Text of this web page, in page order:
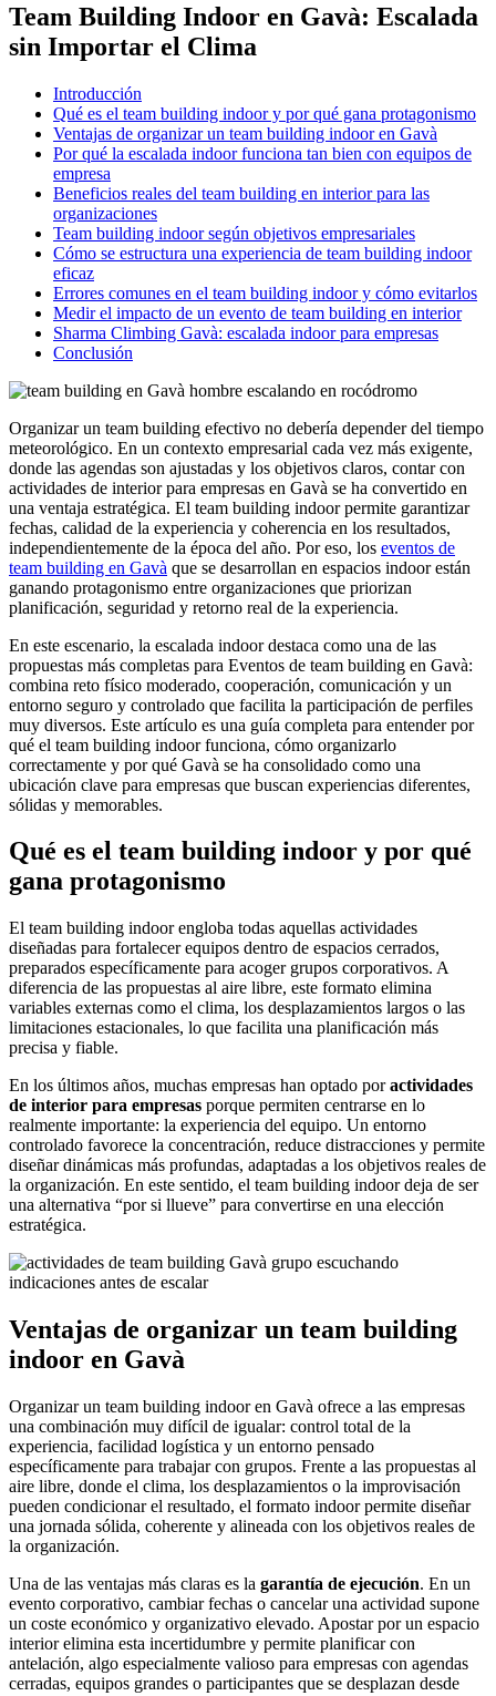
Team Building Indoor en Gavà: Escalada
sin Importar el Clima
Introducción
Qué es el team building indoor y por qué gana protagonismo
Ventajas de organizar un team building indoor en Gavà
Por qué la escalada indoor funciona tan bien con equipos de
empresa
Beneficios reales del team building en interior para las
organizaciones
Team building indoor según objetivos empresariales
Cómo se estructura una experiencia de team building indoor
eficaz
Errores comunes en el team building indoor y cómo evitarlos
Medir el impacto de un evento de team building en interior
Sharma Climbing Gavà: escalada indoor para empresas
Conclusión
Organizar un team building efectivo no debería depender del tiempo
meteorológico. En un contexto empresarial cada vez más exigente,
donde las agendas son ajustadas y los objetivos claros, contar con
actividades de interior para empresas en Gavà se ha convertido en
una ventaja estratégica. El team building indoor permite garantizar
fechas, calidad de la experiencia y coherencia en los resultados,
independientemente de la época del año. Por eso, los eventos de
team building en Gavà que se desarrollan en espacios indoor están
ganando protagonismo entre organizaciones que priorizan
planificación, seguridad y retorno real de la experiencia.
En este escenario, la escalada indoor destaca como una de las
propuestas más completas para Eventos de team building en Gavà:
combina reto físico moderado, cooperación, comunicación y un
entorno seguro y controlado que facilita la participación de perfiles
muy diversos. Este artículo es una guía completa para entender por
qué el team building indoor funciona, cómo organizarlo
correctamente y por qué Gavà se ha consolidado como una
ubicación clave para empresas que buscan experiencias diferentes,
sólidas y memorables.
Qué es el team building indoor y por qué
gana protagonismo
El team building indoor engloba todas aquellas actividades
diseñadas para fortalecer equipos dentro de espacios cerrados,
preparados específicamente para acoger grupos corporativos. A
diferencia de las propuestas al aire libre, este formato elimina
variables externas como el clima, los desplazamientos largos o las
limitaciones estacionales, lo que facilita una planificación más
precisa y fiable.
En los últimos años, muchas empresas han optado poractividades
de interior para empresas porque permiten centrarse en lo
realmente importante: la experiencia del equipo. Un entorno
controlado favorece la concentración, reduce distracciones y permite
diseñar dinámicas más profundas, adaptadas a los objetivos reales de
la organización. En este sentido, el team building indoor deja de ser
una alternativa “por si llueve” para convertirse en una elección
estratégica.
Ventajas de organizar un team building
indoor en Gavà
Organizar un team building indoor en Gavà ofrece a las empresas
una combinación muy difícil de igualar: control total de la
experiencia, facilidad logística y un entorno pensado
específicamente para trabajar con grupos. Frente a las propuestas al
aire libre, donde el clima, los desplazamientos o la improvisación
pueden condicionar el resultado, el formato indoor permite diseñar
una jornada sólida, coherente y alineada con los objetivos reales de
la organización.
Una de las ventajas más claras es la garantía de ejecución. En un
evento corporativo, cambiar fechas o cancelar una actividad supone
un coste económico y organizativo elevado. Apostar por un espacio
interior elimina esta incertidumbre y permite planificar con
antelación, algo especialmente valioso para empresas con agendas
cerradas, equipos grandes o participantes que se desplazan desde